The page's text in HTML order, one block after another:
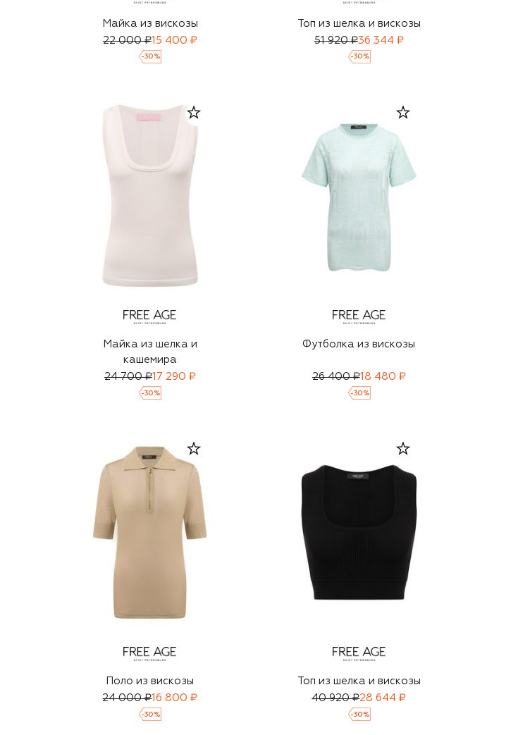
Майка из вискозы
22 000 ₽15 400 ₽
-30 %
Топ из шелка и вискозы
51 920 ₽36 344 ₽
-30 %
Майка из шелка и
кашемира
24 700 ₽17 290 ₽
-30 %
Футболка из вискозы
26 400 ₽18 480 ₽
-30 %
Поло из вискозы
24 000 ₽16 800 ₽
-30 %
Топ из шелка и вискозы
40 920 ₽28 644 ₽
-30 %